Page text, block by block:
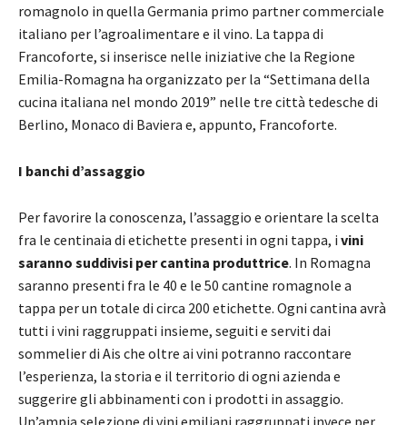
romagnolo in quella Germania primo partner commerciale
italiano per l’agroalimentare e il vino. La tappa di
Francoforte, si inserisce nelle iniziative che la Regione
Emilia-Romagna ha organizzato per la “Settimana della
cucina italiana nel mondo 2019” nelle tre città tedesche di
Berlino, Monaco di Baviera e, appunto, Francoforte.
I banchi d’assaggio
Per favorire la conoscenza, l’assaggio e orientare la scelta
fra le centinaia di etichette presenti in ogni tappa, i vini
saranno suddivisi per cantina produttrice. In Romagna
saranno presenti fra le 40 e le 50 cantine romagnole a
tappa per un totale di circa 200 etichette. Ogni cantina avrà
tutti i vini raggruppati insieme, seguiti e serviti dai
sommelier di Ais che oltre ai vini potranno raccontare
l’esperienza, la storia e il territorio di ogni azienda e
suggerire gli abbinamenti con i prodotti in assaggio.
Un’ampia selezione di vini emiliani raggruppati invece per